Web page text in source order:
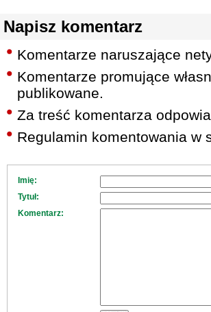
Napisz komentarz
Komentarze naruszające
Komentarze promujące
publikowane.
Za treść komentarza
Regulamin komentowania w
Imię:
Tytuł:
Komentarz: